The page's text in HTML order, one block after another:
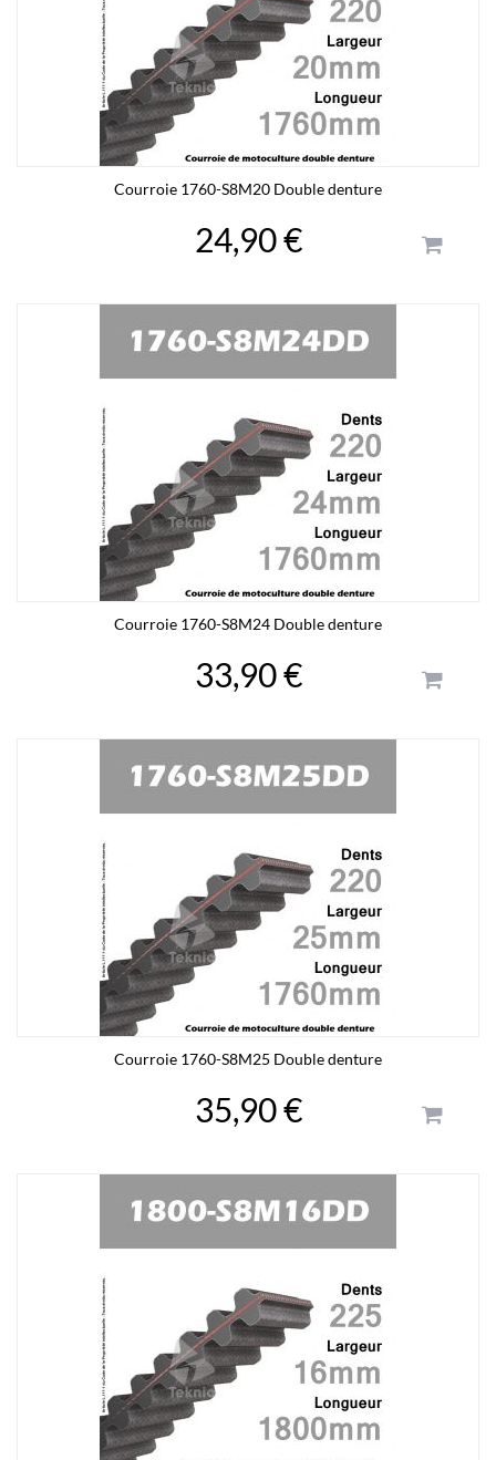
Courroie 1760-S8M20 Double denture
24,90 €
Courroie 1760-S8M24 Double denture
33,90 €
Courroie 1760-S8M25 Double denture
35,90 €